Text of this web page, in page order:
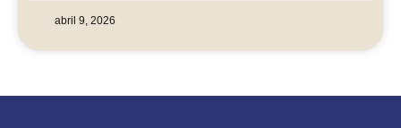
abril 9, 2026